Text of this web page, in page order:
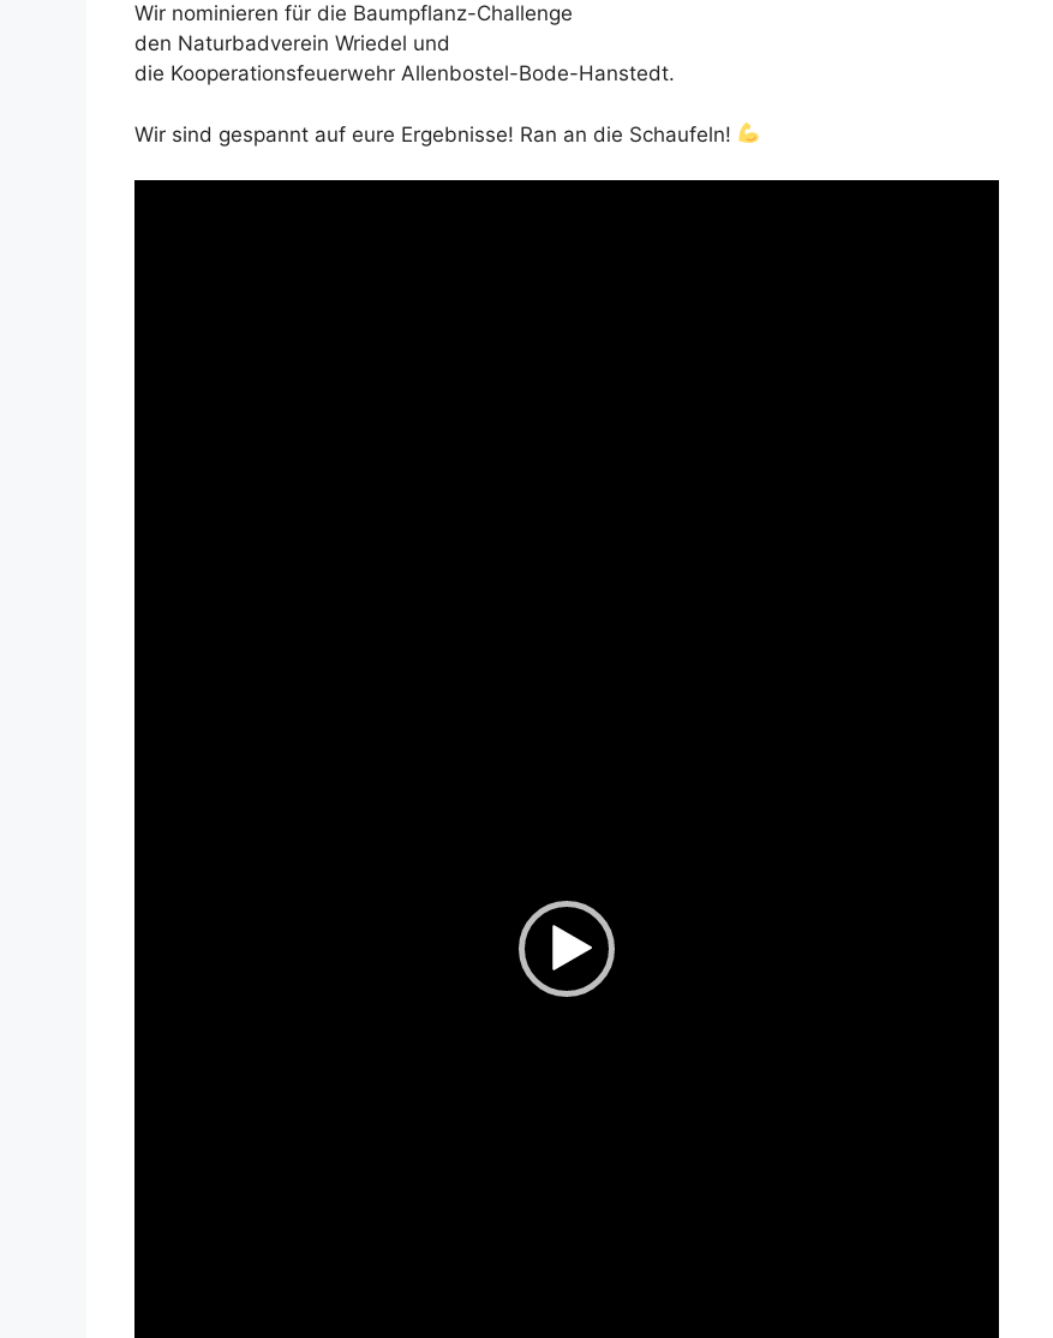
Wir nominieren für die Baumpflanz-Challenge
den Naturbadverein Wriedel und
die Kooperationsfeuerwehr Allenbostel-Bode-Hanstedt.
Wir sind gespannt auf eure Ergebnisse! Ran an die Schaufeln!